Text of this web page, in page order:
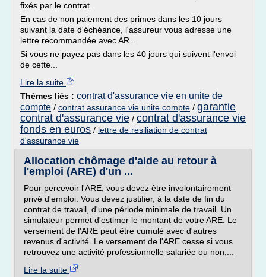
fixés par le contrat.
En cas de non paiement des primes dans les 10 jours
suivant la date d'échéance, l'assureur vous adresse une
lettre recommandée avec AR .
Si vous ne payez pas dans les 40 jours qui suivent l'envoi
de cette...
Lire la suite
Thèmes liés : contrat d'assurance vie en unite de
compte / contrat assurance vie unite compte / garantie
contrat d'assurance vie / contrat d'assurance vie
fonds en euros / lettre de resiliation de contrat
d'assurance vie
Allocation chômage d'aide au retour à
l'emploi (ARE) d'un ...
Pour percevoir l'ARE, vous devez être involontairement
privé d'emploi. Vous devez justifier, à la date de fin du
contrat de travail, d'une période minimale de travail. Un
simulateur permet d'estimer le montant de votre ARE. Le
versement de l'ARE peut être cumulé avec d'autres
revenus d'activité. Le versement de l'ARE cesse si vous
retrouvez une activité professionnelle salariée ou non,...
Lire la suite